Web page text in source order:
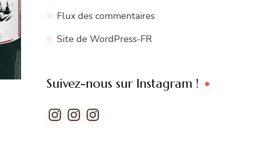
Flux des commentaires
Site de WordPress-FR
Suivez-nous sur Instagram !
Instagram
InstagramInstagram